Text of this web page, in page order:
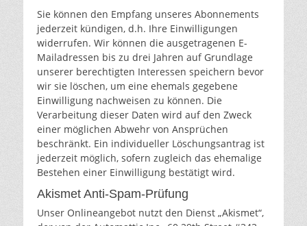
Sie können den Empfang unseres Abonnements
jederzeit kündigen, d.h. Ihre Einwilligungen
widerrufen. Wir können die ausgetragenen E-
Mailadressen bis zu drei Jahren auf Grundlage
unserer berechtigten Interessen speichern bevor
wir sie löschen, um eine ehemals gegebene
Einwilligung nachweisen zu können. Die
Verarbeitung dieser Daten wird auf den Zweck
einer möglichen Abwehr von Ansprüchen
beschränkt. Ein individueller Löschungsantrag ist
jederzeit möglich, sofern zugleich das ehemalige
Bestehen einer Einwilligung bestätigt wird.
Akismet Anti-Spam-Prüfung
Unser Onlineangebot nutzt den Dienst „Akismet“,